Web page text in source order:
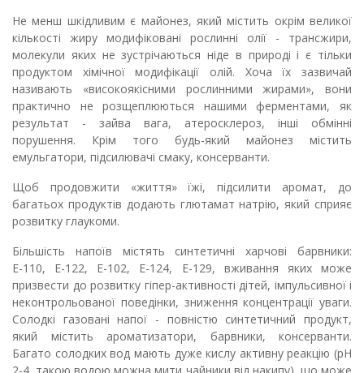
Не менш шкідливим є майонез, який містить окрім великої
кількості жиру модифіковані рослинні олії - трансжири,
молекули яких не зустрічаються ніде в природі і є тільки
продуктом хімічної модифікації олій. Хоча їх зазвичай
називають «високоякісними рослинними жирами», вони
практично не розщеплюються нашими ферментами, як
результат - зайва вага, атеросклероз, інші обмінні
порушення. Крім того будь-який майонез містить
емульгатори, підсилювачі смаку, консерванти.
Щоб продовжити «життя» їжі, підсилити аромат, до
багатьох продуктів додають глютамат натрію, який сприяє
розвитку глаукоми.
Більшість напоїв містять синтетичні харчові барвники:
Е-110, Е-122, Е-102, Е-124, Е-129, вживання яких може
призвести до розвитку гіпер-активності дітей, імпульсивної і
неконтрольованої поведінки, зниження концентрації уваги.
Солодкі газовані напої - повністю синтетичний продукт,
який містить ароматизатори, барвники, консерванти.
Багато солодких вод мають дуже кислу активну реакцію (рН